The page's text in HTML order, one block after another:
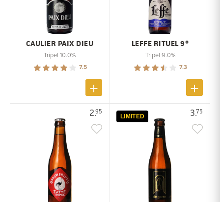
CAULIER PAIX DIEU
Tripel 10.0%
7.5
LEFFE RITUEL 9°
Tripel 9.0%
7.3
2.95 3.75
LIMITED